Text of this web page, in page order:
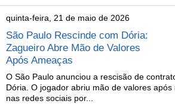
quinta-feira, 21 de maio de 2026
São Paulo Rescinde com Dória:
Zagueiro Abre Mão de Valores
Após Ameaças
O São Paulo anunciou a rescisão de
Dória. O jogador abriu mão de valores
nas redes sociais por...